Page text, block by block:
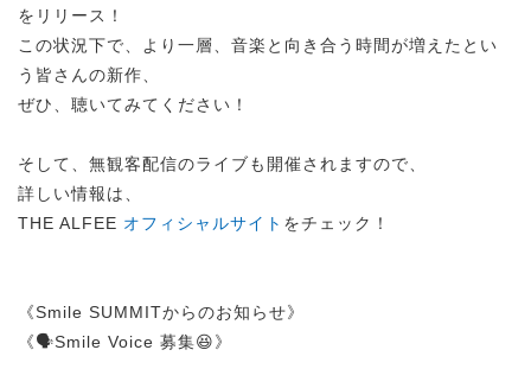
をリリース！
この状況下で、より一層、音楽と向き合う時間が増えたとい
う皆さんの新作、
ぜひ、聴いてみてください！
そして、無観客配信のライブも開催されますので、
詳しい情報は、
THE ALFEE オフィシャルサイト をチェック！
《Smile SUMMITからのお知らせ》
《🗣️Smile Voice 募集😆》